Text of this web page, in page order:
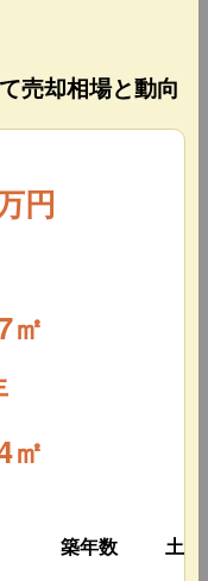
売却相場と動向
円
㎡
㎡
築年数 土